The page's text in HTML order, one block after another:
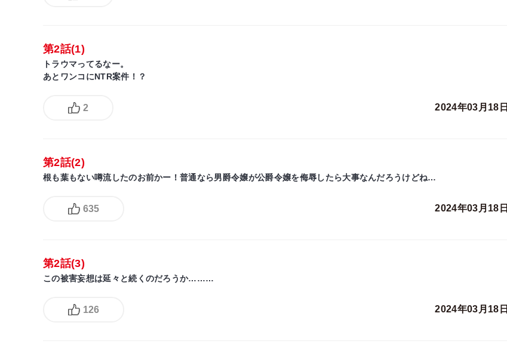
第2話(1)
トラウマってるなー。
あとワンコにNTR案件！？
2 2024年03月18日
第2話(2)
根も葉もない噂流したのお前かー！普通なら男爵令嬢が公爵令嬢を侮辱したら大事なんだろうけどね…
635 2024年03月18日
第2話(3)
この被害妄想は延々と続くのだろうか………
126 2024年03月18日